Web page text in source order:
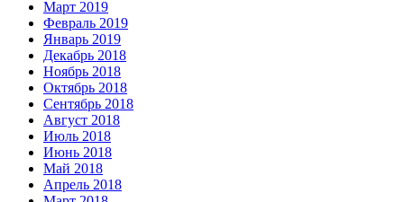
Март 2019
Февраль 2019
Январь 2019
Декабрь 2018
Ноябрь 2018
Октябрь 2018
Сентябрь 2018
Август 2018
Июль 2018
Июнь 2018
Май 2018
Апрель 2018